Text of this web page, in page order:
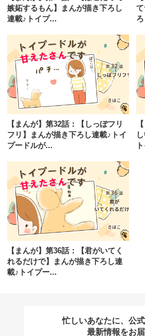
嫉妬するもん】まんが描き下ろし
連載♪トイプ...
【まんが】第32話：【しっぽフリ
フリ】まんが描き下ろし連載♪トイ
プードルが...
【まんが】第36話：【君がいてく
れるだけで】まんが描き下ろし連
載♪トイプー...
忙しいあなたに、公
最新情報をお
pecodogs
いぬ部をフォロー
アプリで
アプリをダウ